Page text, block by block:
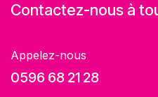
Contactez-nous à
Appelez-nous
0596 68 21 28